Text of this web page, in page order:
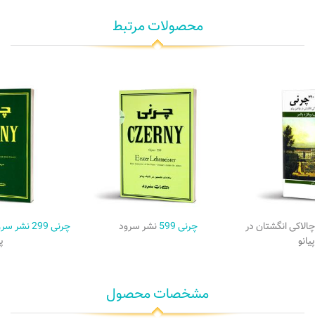
محصولات مرتبط
انگشتان در
چرنی 599 نشر سرود
چرنی 299 نشر سرود
مشخصات محصول